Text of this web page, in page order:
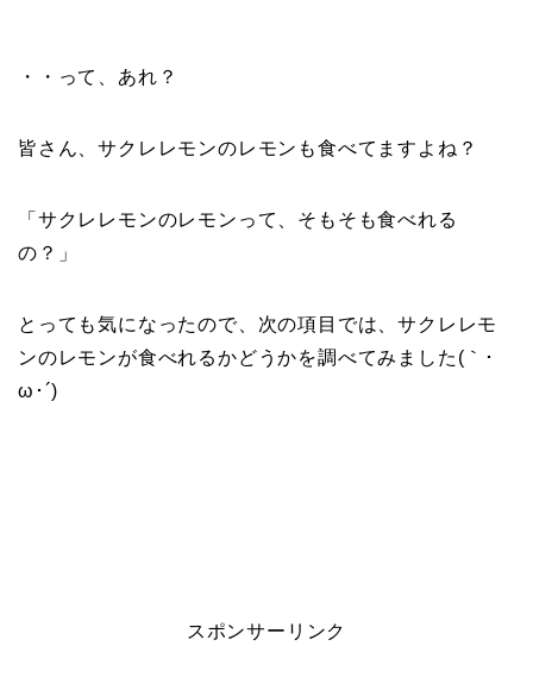
・・って、あれ？
皆さん、サクレレモンのレモンも食べてますよね？
「サクレレモンのレモンって、そもそも食べれる
の？」
とっても気になったので、次の項目では、サクレレモ
ンのレモンが食べれるかどうかを調べてみました(｀･
ω･´)ゞ
スポンサーリンク